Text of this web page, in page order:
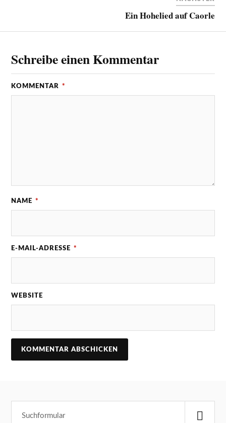
Ein Hohelied auf Caorle
Schreibe einen Kommentar
KOMMENTAR *
NAME *
E-MAIL-ADRESSE *
WEBSITE